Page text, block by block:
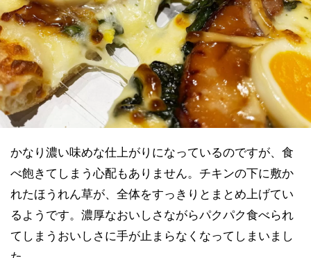
かなり濃い味めな仕上がりになっているのですが、食
べ飽きてしまう心配もありません。チキンの下に敷か
れたほうれん草が、全体をすっきりとまとめ上げてい
るようです。濃厚なおいしさながらパクパク食べられ
てしまうおいしさに手が止まらなくなってしまいまし